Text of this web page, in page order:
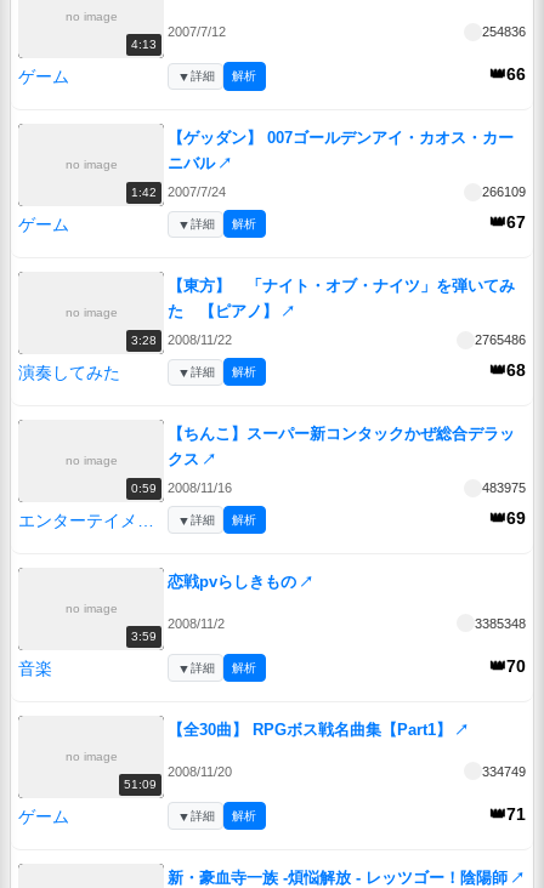
no image
4:13
2007/7/12 254836
ゲーム 👑66
▼詳細 解析
no image
1:42
【ゲッダン】 007ゴールデンアイ・カオス・カー
ニバル ↗
2007/7/24 266109
ゲーム 👑67
▼詳細 解析
no image
3:28
【東方】 「ナイト・オブ・ナイツ」を弾いてみ
た 【ピアノ】
↗
2008/11/22 2765486
演奏してみた 👑68
▼詳細 解析
no image
0:59
【ちんこ】スーパー新コンタックかぜ総合デラッ
クス ↗
2008/11/16 483975
👑69
▼詳細 解析
no image
3:59
恋戦pvらしきもの ↗
2008/11/2 3385348
音楽 👑70
▼詳細 解析
no image
51:09
【全30曲】 RPGボス戦名曲集【Part1】 ↗
2008/11/20 334749
ゲーム 👑71
▼詳細 解析
新・豪血寺一族 -煩悩解放 - レッツゴー！陰陽師 ↗